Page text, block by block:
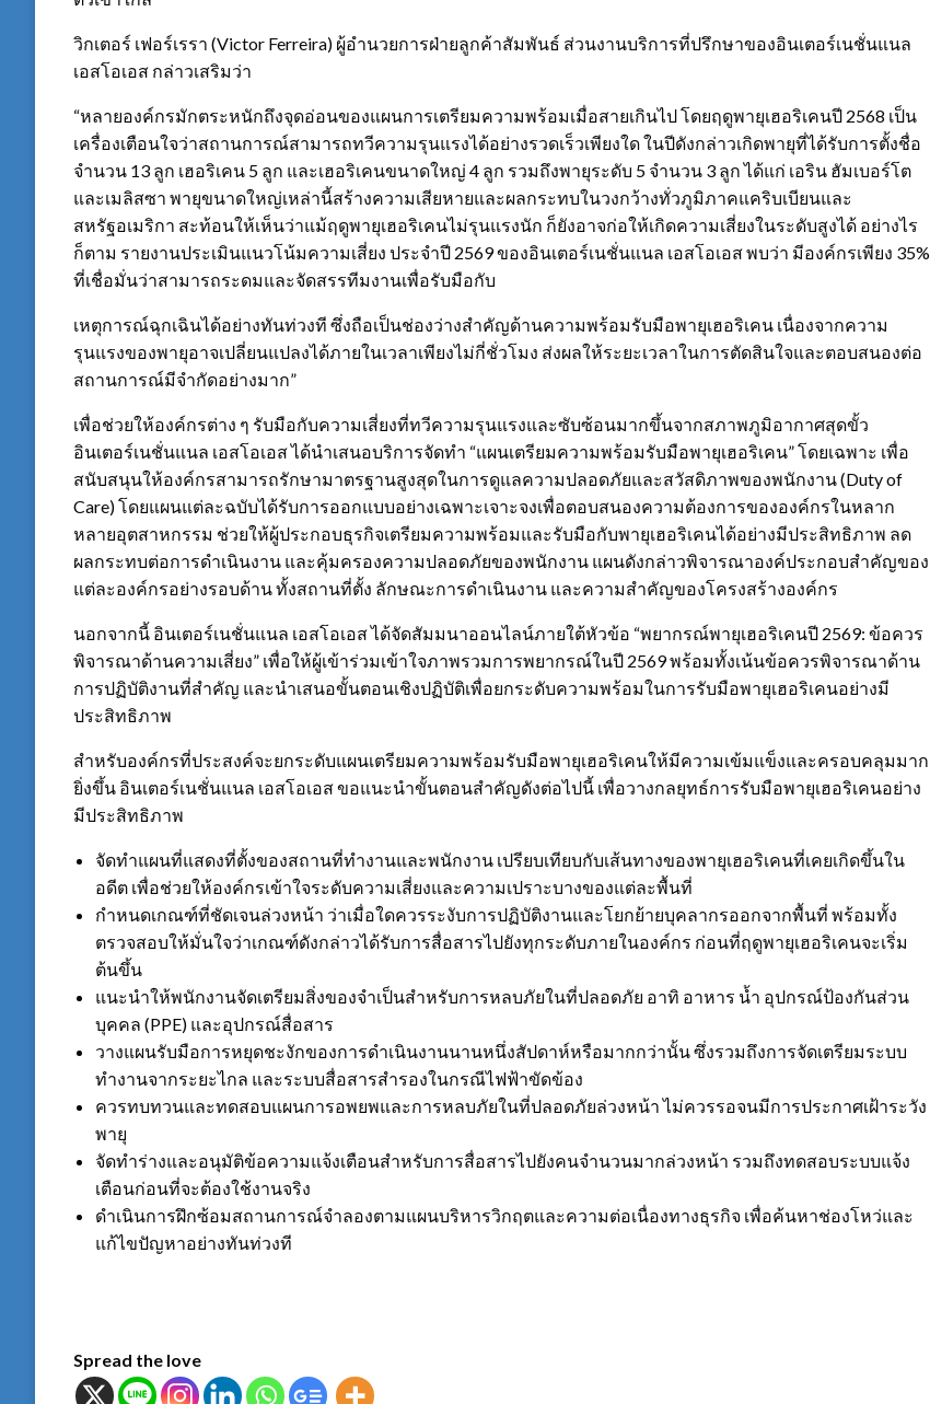
วิกเตอร์ เฟอร์เรรา (Victor Ferreira) ผู้อำนวยการฝ่ายลูกค้าสัมพันธ์ ส่วนงานบริการที่ปรึกษาของอินเตอร์เนชั่นแนล
เอสโอเอส กล่าวเสริมว่า
“หลายองค์กรมักตระหนักถึงจุดอ่อนของแผนการเตรียมความพร้อมเมื่อสายเกินไป โดยฤดูพายุเฮอริเคนปี 2568 เป็น
เครื่องเตือนใจว่าสถานการณ์สามารถทวีความรุนแรงได้อย่างรวดเร็วเพียงใด ในปีดังกล่าวเกิดพายุที่ได้รับการตั้งชื่อ
จำนวน 13 ลูก เฮอริเคน 5 ลูก และเฮอริเคนขนาดใหญ่ 4 ลูก รวมถึงพายุระดับ 5 จำนวน 3 ลูก ได้แก่ เอริน ฮัมเบอร์โต
และเมลิสซา พายุขนาดใหญ่เหล่านี้สร้างความเสียหายและผลกระทบในวงกว้างทั่วภูมิภาคแคริบเบียนและ
สหรัฐอเมริกา สะท้อนให้เห็นว่าแม้ฤดูพายุเฮอริเคนไม่รุนแรงนัก ก็ยังอาจก่อให้เกิดความเสี่ยงในระดับสูงได้ อย่างไร
ก็ตาม รายงานประเมินแนวโน้มความเสี่ยง ประจำปี 2569 ของอินเตอร์เนชั่นแนล เอสโอเอส พบว่า มีองค์กรเพียง 35%
ที่เชื่อมั่นว่าสามารถระดมและจัดสรรทีมงานเพื่อรับมือกับ
เหตุการณ์ฉุกเฉินได้อย่างทันท่วงที ซึ่งถือเป็นช่องว่างสำคัญด้านความพร้อมรับมือพายุเฮอริเคน เนื่องจากความ
รุนแรงของพายุอาจเปลี่ยนแปลงได้ภายในเวลาเพียงไม่กี่ชั่วโมง ส่งผลให้ระยะเวลาในการตัดสินใจและตอบสนองต่อ
สถานการณ์มีจำกัดอย่างมาก”
เพื่อช่วยให้องค์กรต่าง ๆ รับมือกับความเสี่ยงที่ทวีความรุนแรงและซับซ้อนมากขึ้นจากสภาพภูมิอากาศสุดขั้ว
อินเตอร์เนชั่นแนล เอสโอเอส ได้นำเสนอบริการจัดทำ “แผนเตรียมความพร้อมรับมือพายุเฮอริเคน” โดยเฉพาะ เพื่อ
สนับสนุนให้องค์กรสามารถรักษามาตรฐานสูงสุดในการดูแลความปลอดภัยและสวัสดิภาพของพนักงาน (Duty of
Care) โดยแผนแต่ละฉบับได้รับการออกแบบอย่างเฉพาะเจาะจงเพื่อตอบสนองความต้องการขององค์กรในหลาก
หลายอุตสาหกรรม ช่วยให้ผู้ประกอบธุรกิจเตรียมความพร้อมและรับมือกับพายุเฮอริเคนได้อย่างมีประสิทธิภาพ ลด
ผลกระทบต่อการดำเนินงาน และคุ้มครองความปลอดภัยของพนักงาน แผนดังกล่าวพิจารณาองค์ประกอบสำคัญของ
แต่ละองค์กรอย่างรอบด้าน ทั้งสถานที่ตั้ง ลักษณะการดำเนินงาน และความสำคัญของโครงสร้างองค์กร
นอกจากนี้ อินเตอร์เนชั่นแนล เอสโอเอส ได้จัดสัมมนาออนไลน์ภายใต้หัวข้อ “พยากรณ์พายุเฮอริเคนปี 2569: ข้อควร
พิจารณาด้านความเสี่ยง” เพื่อให้ผู้เข้าร่วมเข้าใจภาพรวมการพยากรณ์ในปี 2569 พร้อมทั้งเน้นข้อควรพิจารณาด้าน
การปฏิบัติงานที่สำคัญ และนำเสนอขั้นตอนเชิงปฏิบัติเพื่อยกระดับความพร้อมในการรับมือพายุเฮอริเคนอย่างมี
ประสิทธิภาพ
สำหรับองค์กรที่ประสงค์จะยกระดับแผนเตรียมความพร้อมรับมือพายุเฮอริเคนให้มีความเข้มแข็งและครอบคลุมมาก
ยิ่งขึ้น อินเตอร์เนชั่นแนล เอสโอเอส ขอแนะนำขั้นตอนสำคัญดังต่อไปนี้ เพื่อวางกลยุทธ์การรับมือพายุเฮอริเคนอย่าง
มีประสิทธิภาพ
จัดทำแผนที่แสดงที่ตั้งของสถานที่ทำงานและพนักงาน เปรียบเทียบกับเส้นทางของพายุเฮอริเคนที่เคยเกิดขึ้นใน
อดีต เพื่อช่วยให้องค์กรเข้าใจระดับความเสี่ยงและความเปราะบางของแต่ละพื้นที่
กำหนดเกณฑ์ที่ชัดเจนล่วงหน้า ว่าเมื่อใดควรระงับการปฏิบัติงานและโยกย้ายบุคลากรออกจากพื้นที่ พร้อมทั้ง
ตรวจสอบให้มั่นใจว่าเกณฑ์ดังกล่าวได้รับการสื่อสารไปยังทุกระดับภายในองค์กร ก่อนที่ฤดูพายุเฮอริเคนจะเริ่ม
ต้นขึ้น
แนะนำให้พนักงานจัดเตรียมสิ่งของจำเป็นสำหรับการหลบภัยในที่ปลอดภัย อาทิ อาหาร น้ำ อุปกรณ์ป้องกันส่วน
บุคคล (PPE) และอุปกรณ์สื่อสาร
วางแผนรับมือการหยุดชะงักของการดำเนินงานนานหนึ่งสัปดาห์หรือมากกว่านั้น ซึ่งรวมถึงการจัดเตรียมระบบ
ทำงานจากระยะไกล และระบบสื่อสารสำรองในกรณีไฟฟ้าขัดข้อง
ควรทบทวนและทดสอบแผนการอพยพและการหลบภัยในที่ปลอดภัยล่วงหน้า ไม่ควรรอจนมีการประกาศเฝ้าระวัง
พายุ
จัดทำร่างและอนุมัติข้อความแจ้งเตือนสำหรับการสื่อสารไปยังคนจำนวนมากล่วงหน้า รวมถึงทดสอบระบบแจ้ง
เตือนก่อนที่จะต้องใช้งานจริง
ดำเนินการฝึกซ้อมสถานการณ์จำลองตามแผนบริหารวิกฤตและความต่อเนื่องทางธุรกิจ เพื่อค้นหาช่องโหว่และ
แก้ไขปัญหาอย่างทันท่วงที
Spread the love